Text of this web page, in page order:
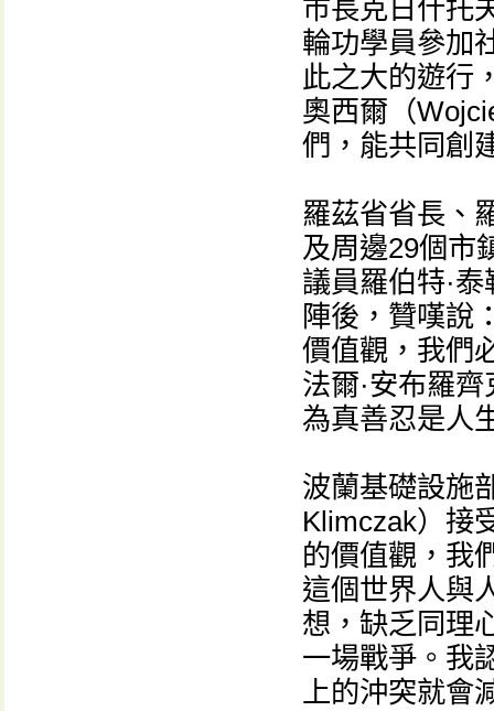
市長克日什托
輪功學員參加
此之大的遊行
奧西爾（
們，能共同創
羅茲省省長、
及周邊29個市
議員羅伯特·
陣後，贊嘆說
價值觀，我們
法爾·安布羅
為真善忍是人
波蘭基礎設施
Klimczak）接
的價值觀，我
這個世界人與
想，缺乏同理
一場戰爭。我
上的沖突就會